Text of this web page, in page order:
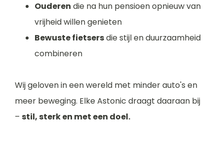
Ouderen die na hun pensioen opnieuw van
vrijheid willen genieten
Bewuste fietsersdie stijl en duurzaamheid
combineren
Wij geloven in een wereld met minder auto's en
meer beweging. Elke Astonic draagt daaraan bij
– stil, sterk en met een doel.